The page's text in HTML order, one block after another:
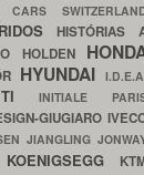
CARS
HISTÓRIAS
HOLDEN
HYUNDAI
INITIALE
GIUGIARO
JIANGLING
KOENIGSEGG